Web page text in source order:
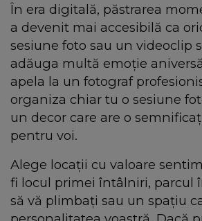
În era digitală, păstrarea
a devenit mai accesibilă ca
sesiune foto sau un videoclip
adăuga multă emoție
apela la un fotograf
organiza chiar tu o sesiune
un decor care are o
pentru voi.
Alege locații cu valoare
fi locul primei întâlniri, parcul
să vă plimbați sau un spațiu